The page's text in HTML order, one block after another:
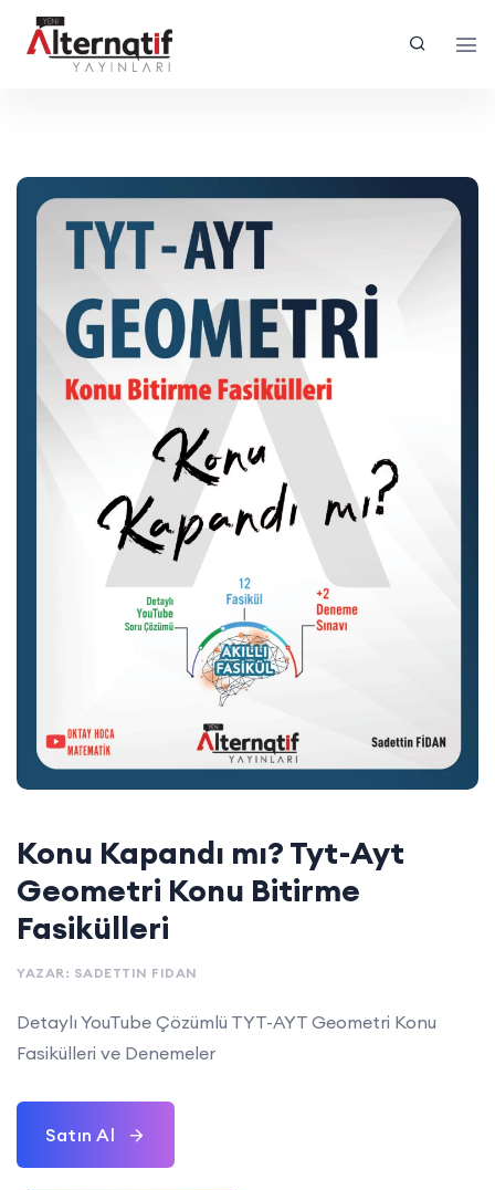
Konu Kapandı mı? Tyt-Ayt
Geometri Konu Bitirme
Fasikülleri
YAZAR: SADETTIN FIDAN
Detaylı YouTube Çözümlü TYT-AYT Geometri Konu
Fasikülleri ve Denemeler
Satın Al